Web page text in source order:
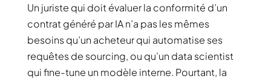
Un juriste qui doit évaluer la conformité d’un
contrat généré par IA n’a pas les mêmes
besoins qu’un acheteur qui automatise ses
requêtes de sourcing, ou qu’un data scientist
qui fine-tune un modèle interne. Pourtant, la